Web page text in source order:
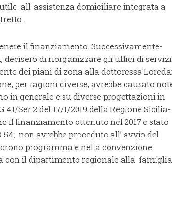
all’ assistenza domiciliare integrata a
.
il finanziamento. Successivamente-
decisero di riorganizzare gli uffici di
dei piani di zona alla dottoressa
per ragioni diverse, avrebbe causato
in generale e su diverse progettazioni in
41/Ser 2 del 17/1/2019 della Regione Sicilia-
il finanziamento ottenuto nel 2017 è stato
non avrebbe proceduto all’ avvio del
programma e nella convenzione
con il dipartimento regionale alla